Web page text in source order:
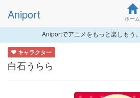
Aniport ホーム
Aniportでアニメをもっと楽しもう。
キャラクター
白石うらら